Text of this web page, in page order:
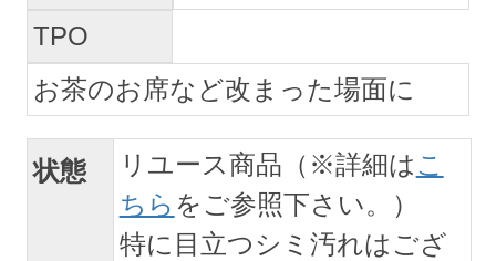
TPO
お茶のお席など改まった場面に
状態 リユース商品（※詳細は こ
ちら をご参照下さい。）
特に目立つシミ汚れはござ